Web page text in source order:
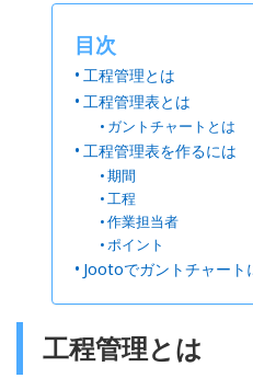
目次
工程管理とは
工程管理表とは
ガントチャートとは
工程管理表を作るには
期間
工程
作業担当者
ポイント
Jootoでガントチャート
工程管理とは